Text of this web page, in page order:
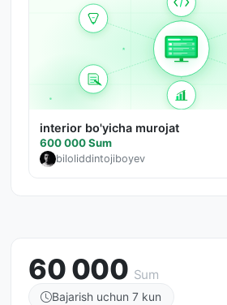
interior bo'yicha murojat
600 000 Sum
biloliddintojiboyev
60 000 Sum
Bajarish uchun 7 kun